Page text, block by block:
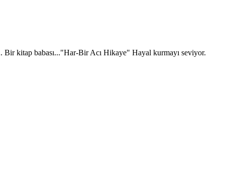
Bir kitap babası..."Har-Bir Acı Hikaye" Hayal kurmayı seviyor.